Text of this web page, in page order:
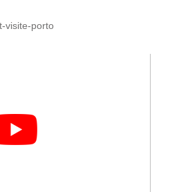
visite-porto